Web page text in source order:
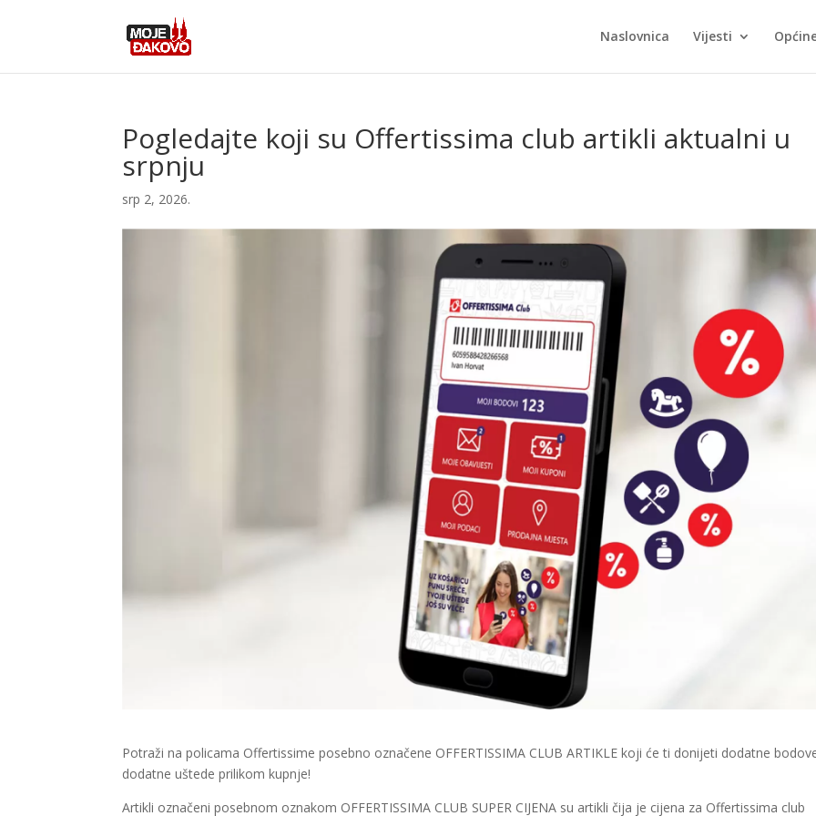
Naslovnica Vijesti
Pogledajte koji su Offertissima club artikli aktualni u
srpnju
srp 2, 2026.
Potraži na policama Offertissime posebno označene OFFERTISSIMA CLUB ARTIKLE koji će ti donijeti dodatne
dodatne uštede prilikom kupnje!
Artikli označeni posebnom oznakom OFFERTISSIMA CLUB SUPER CIJENA su artikli čija je cijena za Offertissima club